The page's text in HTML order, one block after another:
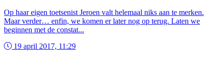
Op haar eigen toetsenist Jeroen valt helemaal niks aan te merken.
Maar verder… enfin, we komen er later nog op terug. Laten we
beginnen met de constat...
19 april 2017, 11:29